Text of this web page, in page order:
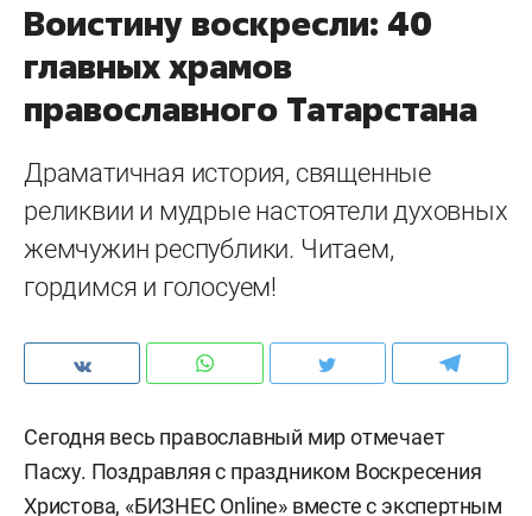
Воистину воскресли: 40
главных храмов
православного Татарстана
Драматичная история, священные
реликвии и мудрые настоятели духовных
жемчужин республики. Читаем,
гордимся и голосуем!
Сегодня весь православный мир отмечает
Пасху. Поздравляя с праздником Воскресения
Христова, «БИЗНЕС Online» вместе с экспертным